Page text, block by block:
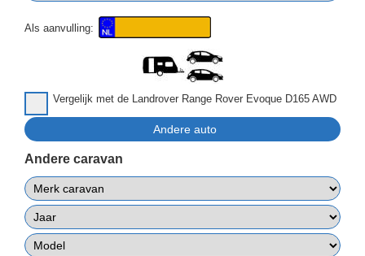
Als aanvulling:
Vergelijk met de Landrover Range Rover Evoque D165 AWD
Andere caravan